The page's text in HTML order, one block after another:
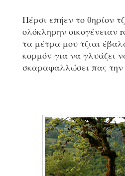
Πέρσι επήεν το θηρίον
ολόκληρην οικογένειαν
τα μέτρα μου τζιαι
κορμόν για να γλυάζει
σκαραφαλλώσει πας την